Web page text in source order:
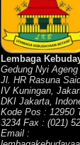
Lembaga
Gedung Nyi Ageng
Jl. HR Rasuna
IV Kuningan,
DKI Jakarta,
Kode Pos : 12950
3234 Fax : (021)
Email :